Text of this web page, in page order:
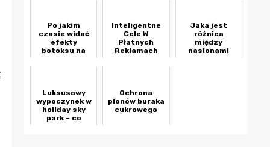
Po jakim
czasie widać
efekty
botoksu na
Inteligentne
Cele W
Płatnych
Reklamach
Jaka jest
różnica
między
nasionami
Luksusowy
wypoczynek w
holiday sky
park – co
Ochrona
plonów buraka
cukrowego